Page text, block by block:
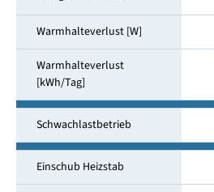
Warmhalteverlust [W]
Warmhalteverlust
[kWh/Tag]
Schwachlastbetrieb
Einschub Heizstab